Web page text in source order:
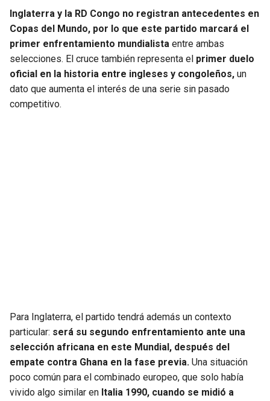
Inglaterra y la RD Congo no registran antecedentes en
Copas del Mundo, por lo que este partido marcará el
primer enfrentamiento mundialista entre ambas
selecciones. El cruce también representa el primer duelo
oficial en la historia entre ingleses y congoleños, un
dato que aumenta el interés de una serie sin pasado
competitivo.
Para Inglaterra, el partido tendrá además un contexto
particular: será su segundo enfrentamiento ante una
selección africana en este Mundial, después del
empate contra Ghana en la fase previa. Una situación
poco común para el combinado europeo, que solo había
vivido algo similar en Italia 1990, cuando se midió a